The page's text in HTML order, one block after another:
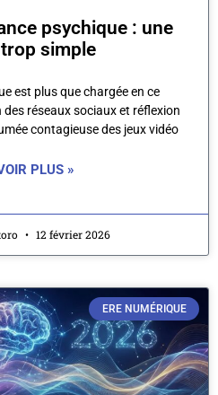
psychique : une
simple
est plus que chargée en ce
réseaux sociaux et réflexion
contagieuse des jeux vidéo
PLUS »
12 février 2026
ERE NUMÉRIQUE